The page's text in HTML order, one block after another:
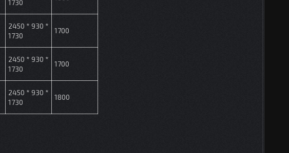
1730
2450 * 930 *
1730
1700
2450 * 930 *
1730
1700
2450 * 930 *
1730
1800